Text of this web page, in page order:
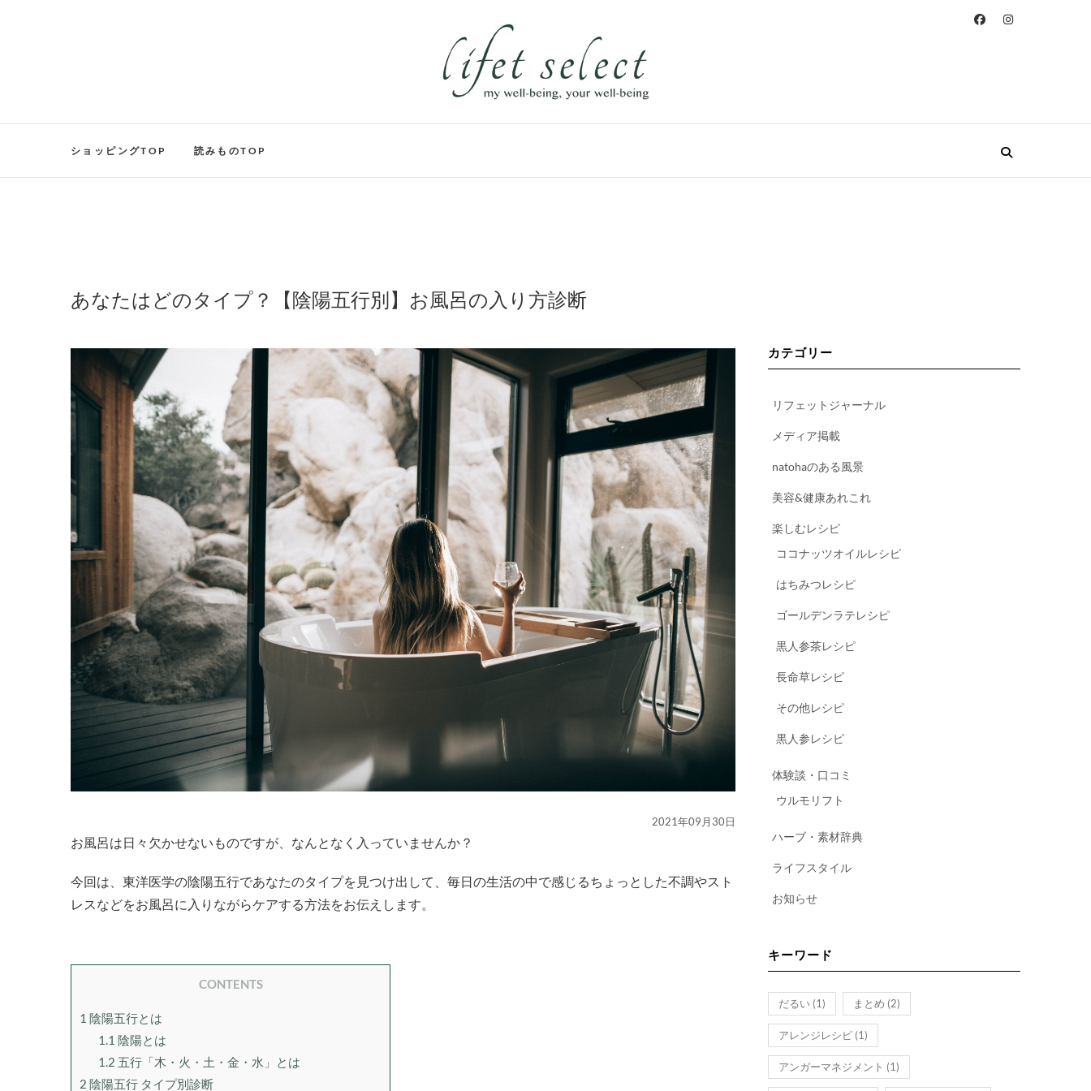
ショッピングTOP 読みものTOP
あなたはどのタイプ？【陰陽五行別】お風呂の入り方診断
2021年09月30日
お風呂は日々欠かせないものですが、なんとなく入っていませんか？
今回は、東洋医学の陰陽五行であなたのタイプを見つけ出して、毎日の生活の中で感じるちょっとした不調やスト
レスなどをお風呂に入りながらケアする方法をお伝えします。
CONTENTS
1 陰陽五行とは
1.1 陰陽とは
1.2 五行「木・火・土・金・水」とは
2 陰陽五行 タイプ別診断
カテゴリー
リフェットジャーナル
メディア掲載
natohaのある風景
美容&健康あれこれ
楽しむレシピ
ココナッツオイルレシピ
はちみつレシピ
ゴールデンラテレシピ
黒人参茶レシピ
長命草レシピ
その他レシピ
黒人参レシピ
体験談・口コミ
ウルモリフト
ハーブ・素材辞典
ライフスタイル
お知らせ
キーワード
だるい (1) まとめ (2)
アレンジレシピ (1)
アンガーマネジメント (1)